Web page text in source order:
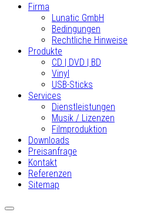
Firma
Lunatic GmbH
Bedingungen
Rechtliche Hinweise
Produkte
CD | DVD | BD
Vinyl
USB-Sticks
Services
Dienstleistungen
Musik / Lizenzen
Filmproduktion
Downloads
Preisanfrage
Kontakt
Referenzen
Sitemap